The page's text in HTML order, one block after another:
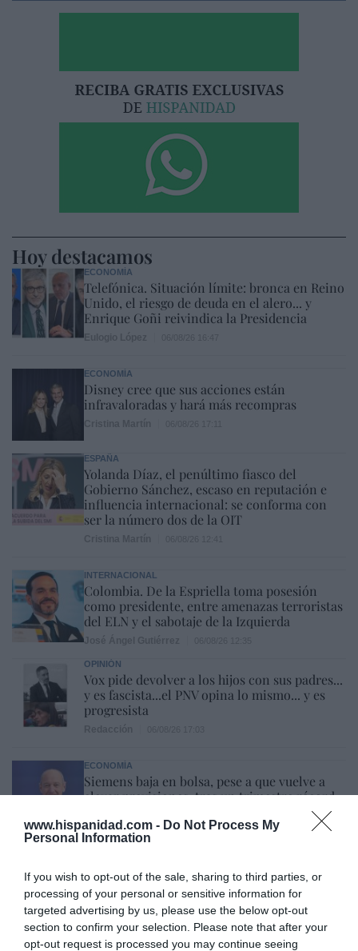
www.hispanidad.com - Do Not Process My
Personal Information
If you wish to opt-out of the sale, sharing to third parties, or
processing of your personal or sensitive information for
targeted advertising by us, please use the below opt-out
section to confirm your selection. Please note that after your
opt-out request is processed you may continue seeing
Hoy destacamos
ECONOMÍA
Telefónica. Situación límite: bronca en Reino
Unido, el riesgo de deuda en el alero... y
Enrique Goñi reivindica la Presidencia
ECONOMÍA
Disney cree que sus acciones están
infravaloradas y hará más recompras
ESPAÑA
Yolanda Díaz, el penúltimo fiasco del
Gobierno Sánchez, escaso en reputación e
influencia internacional: se conforma con
ser la número dos de la OIT
INTERNACIONAL
Colombia. De la Espriella toma posesión
como presidente, entre amenazas terroristas
del ELN y el sabotaje de la Izquierda
OPINIÓN
Vox pide devolver a los hijos con sus padres...
y es fascista...el PNV opina lo mismo... y es
progresista
ECONOMÍA
Siemens baja en bolsa, pese a que vuelve a
elevar previsiones, tras un trimestre récord
abandonado a su país, porque Ceuta es
España. Tenemos un Gobierno en
connivencia con Marruecos”: acusa una ceutí
Hispanidad 06/08/26 11:30